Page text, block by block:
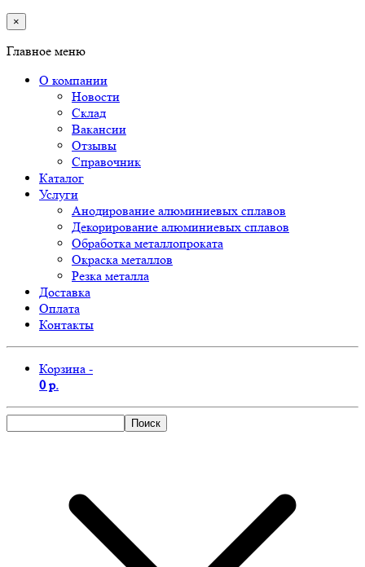
×
Главное меню
О компании
Новости
Склад
Вакансии
Отзывы
Справочник
Каталог
Услуги
Анодирование алюминиевых сплавов
Декорирование алюминиевых сплавов
Обработка металлопроката
Окраска металлов
Резка металла
Доставка
Оплата
Контакты
Корзина -
0 р.